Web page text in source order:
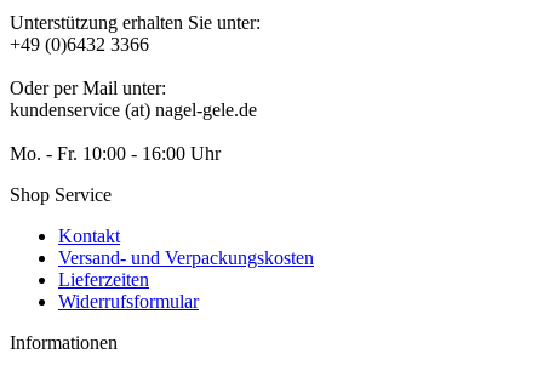
Unterstützung erhalten Sie unter:
+49 (0)6432 3366
Oder per Mail unter:
kundenservice (at) nagel-gele.de
Mo. - Fr. 10:00 - 16:00 Uhr
Shop Service
Kontakt
Versand- und Verpackungskosten
Lieferzeiten
Widerrufsformular
Informationen